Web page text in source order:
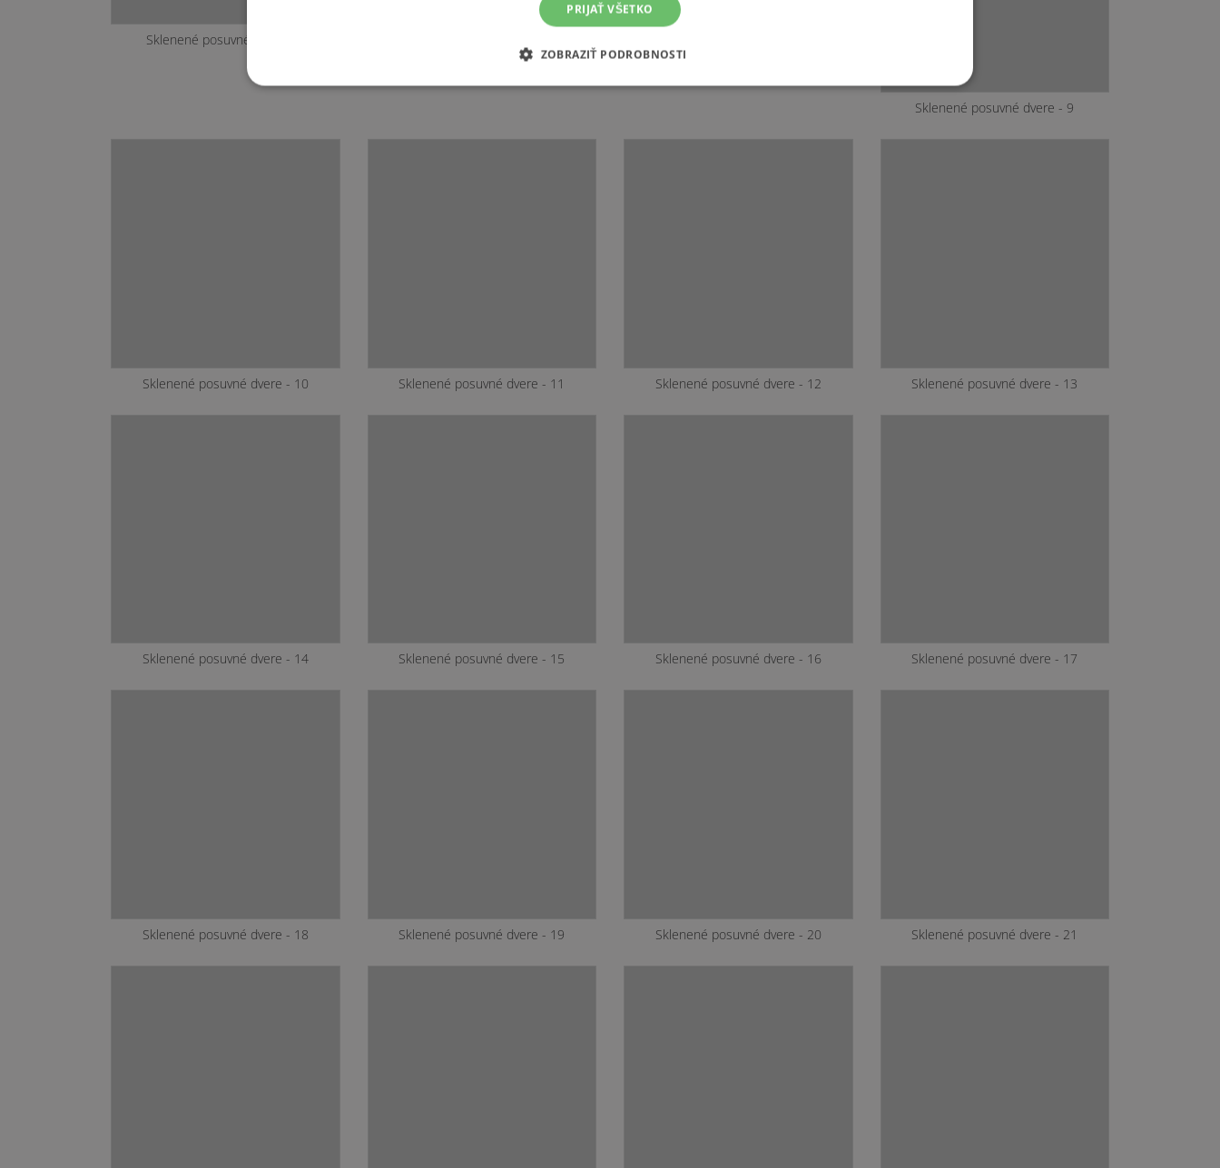
Sklenené posuvné dvere - 5
Sklenené posuvné dvere - 9
Sklenené posuvné dvere - 10 Sklenené posuvné dvere - 11 Sklenené posuvné dvere - 12
PRIJAŤ VŠETKO
ZOBRAZIŤ PODROBNOSTI